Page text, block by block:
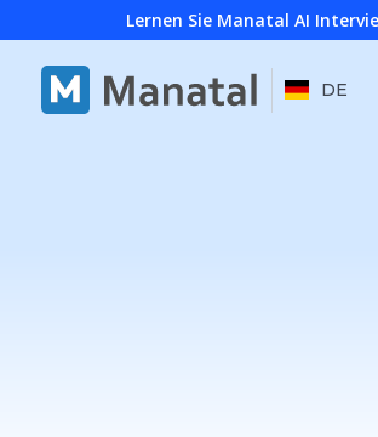
Lernen Sie Manatal AI
DE